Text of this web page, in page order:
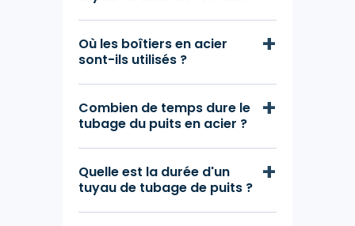
Où les boîtiers en acier
sont-ils utilisés ?
Combien de temps dure le
tubage du puits en acier ?
Quelle est la durée d'un
tuyau de tubage de puits ?